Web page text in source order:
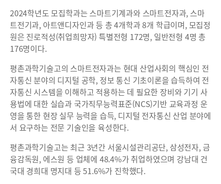
2024학년도 모집학과는 스마트기계과와 스마트전자과, 스마
트전기과, 아트앤디자인과 등 총 4개학과 8개 학급이며, 모집정
원은 진로적성(취업희망자) 특별전형 172명, 일반전형 4명 총
176명이다.
평촌과학기술고의 스마트전자과는 현대 산업사회의 핵심인 전
자통신 분야의 디지털 공학, 정보 통신 기초이론을 습득하여 전
자통신 시스템을 이해하고 적용하는 데 필요한 장비와 기기 사
용법에 대한 실습과 국가직무능력표준(NCS)기반 교육과정 운
영을 통한 현장 실무 능력을 습득, 디지털 전자통신 산업 분야에
서 요구하는 전문 기술인을 육성한다.
평촌과학기술고는 최근 3년간 서울시설관리공단, 삼성전자, 금
융감독원, 에스원 등 업체에 48.4%가 취업하였으며 강남대 건
국대 경희대 명지대 등 51.6%가 진학했다.